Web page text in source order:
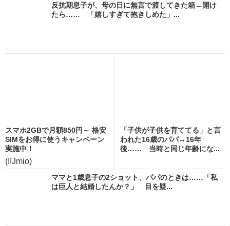
反抗期息子が、母の日に無言で渡してきた箱→開け
たら…… 「嬉しすぎて抱きしめた」...
スマホ2GBで月額850円～ 格安
SIMをお得に使うキャンペーン
実施中！
(IIJmio)
「子供が子供を育ててる」と言
われた16歳のパパ→16年
後…… 当時と同じ年齢にな...
ママと1歳息子の2ショット、パパのときは……「私
は巨人と結婚したんか？」 目を疑...